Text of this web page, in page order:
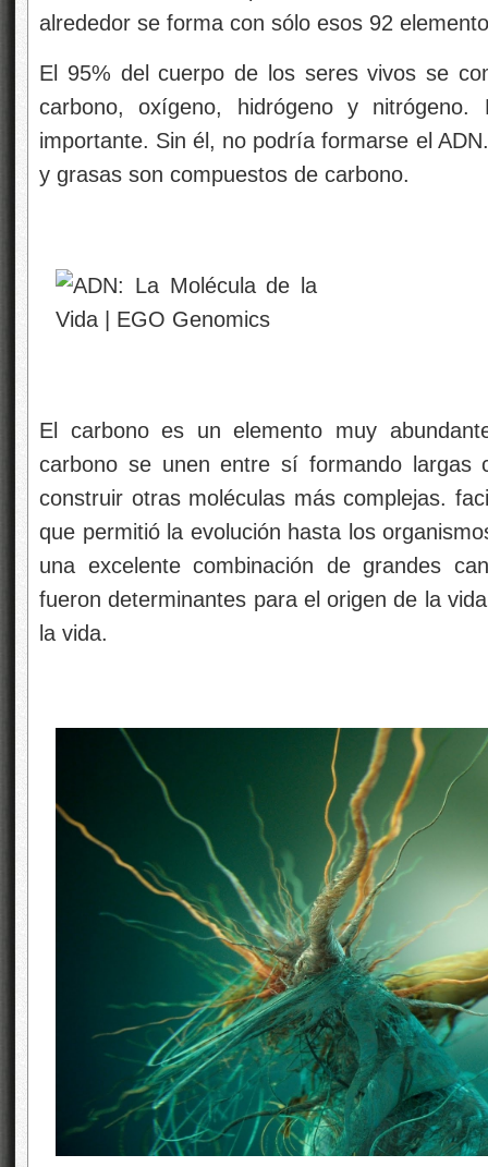
alrededor se forma con sólo esos 92
El 95% del cuerpo de los seres vivos se
carbono, oxígeno, hidrógeno y
importante. Sin él, no podría formarse el
y grasas son compuestos de carbono.
El carbono es un elemento muy
carbono se unen entre sí formando largas
construir otras moléculas más complejas.
que permitió la evolución hasta los
una excelente combinación de grandes
fueron determinantes para el origen de la
la vida.